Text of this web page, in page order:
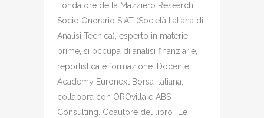
Fondatore della Mazziero Research,
Socio Onorario SIAT (Società Italiana di
Analisi Tecnica), esperto in materie
prime, si occupa di analisi finanziarie,
reportistica e formazione. Docente
Academy Euronext Borsa Italiana,
collabora con OROvilla e ABS
Consulting. Coautore del libro “Le